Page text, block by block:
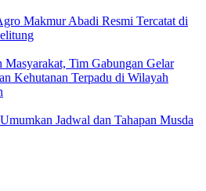
Makmur Abadi Resmi Tercatat di
Tim Gabungan Gelar
Kehutanan Terpadu di Wilayah
Jadwal dan Tahapan Musda